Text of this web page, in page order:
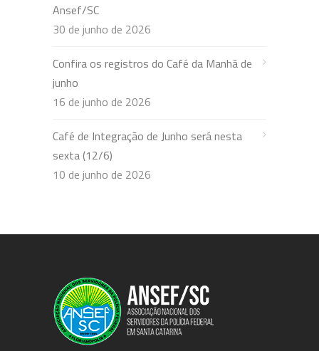
Ansef/SC
30 de junho de 2026
Confira os registros do Café da Manhã de
junho
16 de junho de 2026
Café de Integração de Junho será nesta
sexta (12/6)
10 de junho de 2026